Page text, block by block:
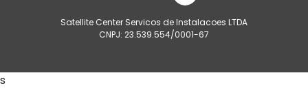
Satellite Center Servicos de Instalacoes LTDA
CNPJ: 23.539.554/0001-67
s